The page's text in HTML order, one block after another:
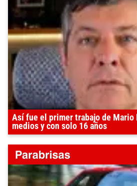
Así fue el primer trabajo de
medios y con solo 16 años